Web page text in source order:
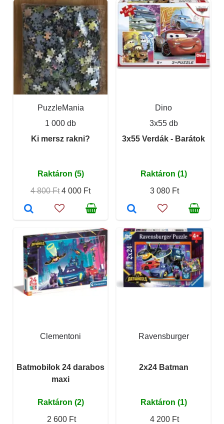
PuzzleMania
1 000 db
Ki mersz rakni?
Raktáron (5)
4 800 Ft 4 000 Ft
Dino
3x55 db
3x55 Verdák - Barátok
Raktáron (1)
3 080 Ft
Clementoni
Batmobilok 24 darabos
maxi
Raktáron (2)
2 600 Ft
Ravensburger
2x24 Batman
Raktáron (1)
4 200 Ft